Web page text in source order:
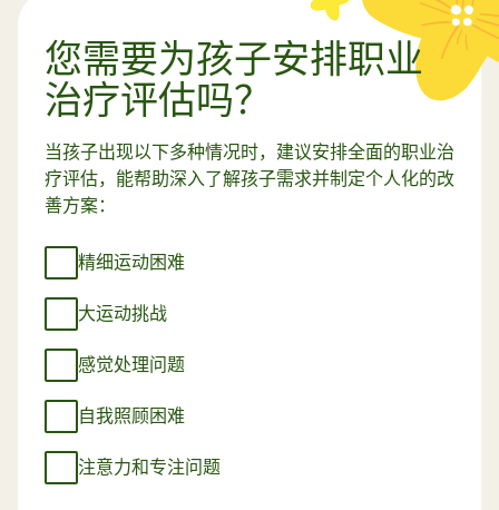
您需要为孩子安排职业
治疗评估吗？
当孩子出现以下多种情况时，建议安排全面的职业治
疗评估，能帮助深入了解孩子需求并制定个人化的改
善方案：
精细运动困难
大运动挑战
感觉处理问题
自我照顾困难
注意力和专注问题